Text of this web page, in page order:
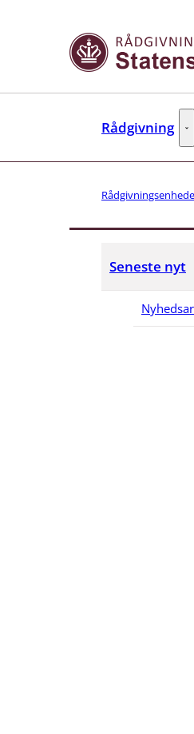
Rådgivning
Seneste nyt